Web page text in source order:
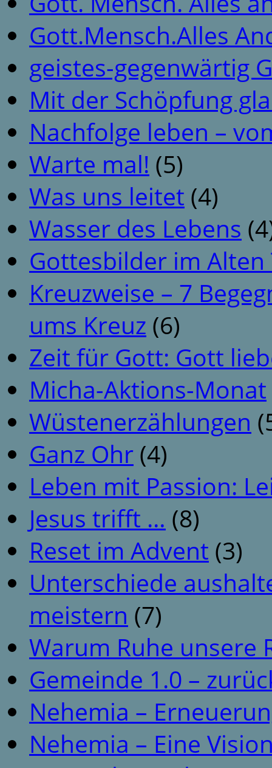
Gott.Mensch.Alles
geistes-gegenwärtig
Mit der Schöpfung
Nachfolge leben –
Warte mal! (5)
Was uns leitet (4)
Wasser des Lebens
Gottesbilder im
Kreuzweise – 7
ums Kreuz (6)
Zeit für Gott: Gott
Micha-Aktions-Monat
Wüstenerzählungen
Ganz Ohr (4)
Leben mit Passion:
Jesus trifft … (8)
Reset im Advent (3)
Unterschiede
meistern (7)
Warum Ruhe unsere
Gemeinde 1.0 –
Nehemia –
Nehemia – Eine